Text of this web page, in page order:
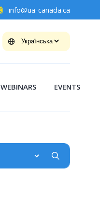
info@ua-canada.ca
WEBINARS EVENTS